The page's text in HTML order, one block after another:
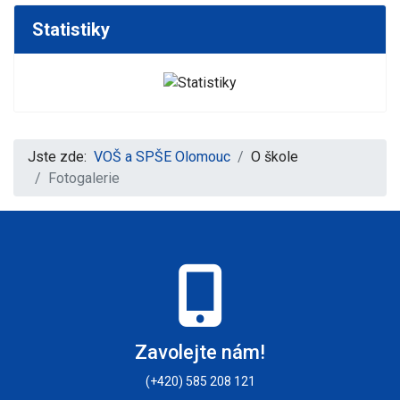
Statistiky
Jste zde: VOŠ a SPŠE Olomouc
O škole
Fotogalerie
Zavolejte nám!
(+420) 585 208 121